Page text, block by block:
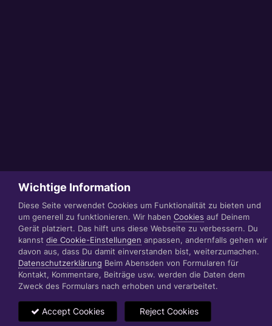
Wichtige Information
Diese Seite verwendet Cookies um Funktionalität zu bieten und
um generell zu funktionieren. Wir haben Cookies auf Deinem
Gerät platziert. Das hilft uns diese Webseite zu verbessern. Du
kannst die Cookie-Einstellungen anpassen, andernfalls gehen wir
davon aus, dass Du damit einverstanden bist, weiterzumachen.
Datenschutzerklärung Beim Abensden von Formularen für
Kontakt, Kommentare, Beiträge usw. werden die Daten dem
Zweck des Formulars nach erhoben und verarbeitet.
Accept Cookies Reject Cookies